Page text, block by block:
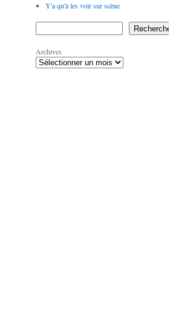
Y'a qu'à les voir sur scène
Rechercher
Archives